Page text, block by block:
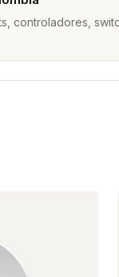
controladores,